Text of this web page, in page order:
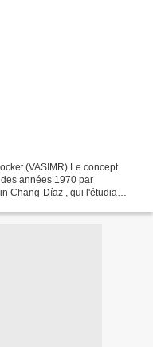
(VASIMR) Le concept
années 1970 par
Chang-Díaz , qui l'étudia